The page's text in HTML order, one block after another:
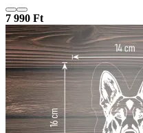
7 990 Ft